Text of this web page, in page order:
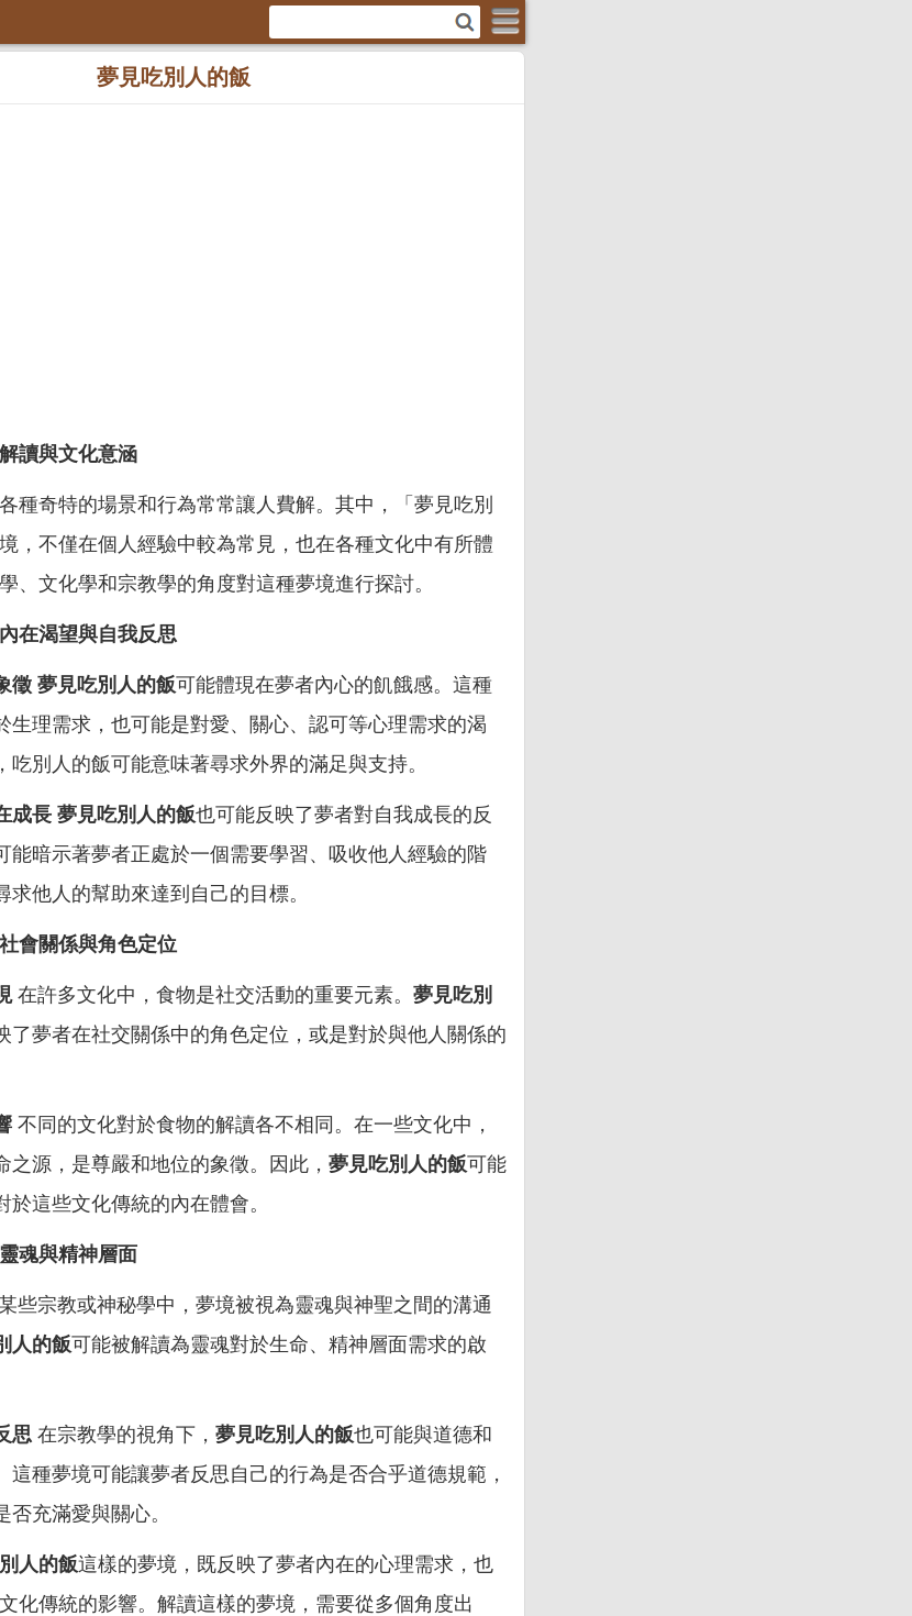
夢見吃別人的飯
讀與文化意涵
種奇特的場景和行為常常讓人費解。其中，「夢見吃別
，不僅在個人經驗中較為常見，也在各種文化中有所體
、文化學和宗教學的角度對這種夢境進行探討。
在渴望與自我反思
徵 夢見吃別人的飯可能體現在夢者內心的飢餓感。這種
生理需求，也可能是對愛、關心、認可等心理需求的渴
吃別人的飯可能意味著尋求外界的滿足與支持。
成長 夢見吃別人的飯也可能反映了夢者對自我成長的反
能暗示著夢者正處於一個需要學習、吸收他人經驗的階
求他人的幫助來達到自己的目標。
會關係與角色定位
在許多文化中，食物是社交活動的重要元素。 夢見吃別
了夢者在社交關係中的角色定位，或是對於與他人關係的
不同的文化對於食物的解讀各不相同。在一些文化中，
之源，是尊嚴和地位的象徵。因此， 夢見吃別人的飯可能
於這些文化傳統的內在體會。
魂與精神層面
些宗教或神秘學中，夢境被視為靈魂與神聖之間的溝通
人的飯可能被解讀為靈魂對於生命、精神層面需求的啟
思 在宗教學的視角下， 夢見吃別人的飯也可能與道德和
這種夢境可能讓夢者反思自己的行為是否合乎道德規範，
否充滿愛與關心。
人的飯這樣的夢境，既反映了夢者內在的心理需求，也
化傳統的影響。解讀這樣的夢境，需要從多個角度出